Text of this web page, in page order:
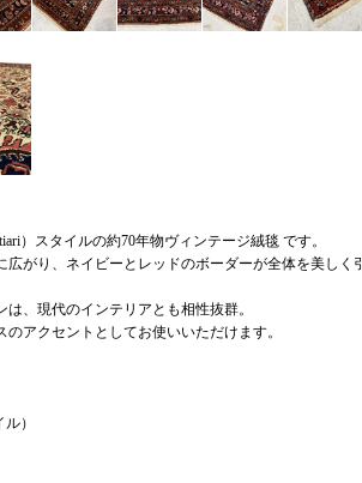
）スタイルの約70年物ヴィンテージ絨毯 です。
がり、ネイビーとレッドのボーダーが全体を美しく
、現代のインテリアとも相性抜群。
アクセントとしてお使いいただけます。
）